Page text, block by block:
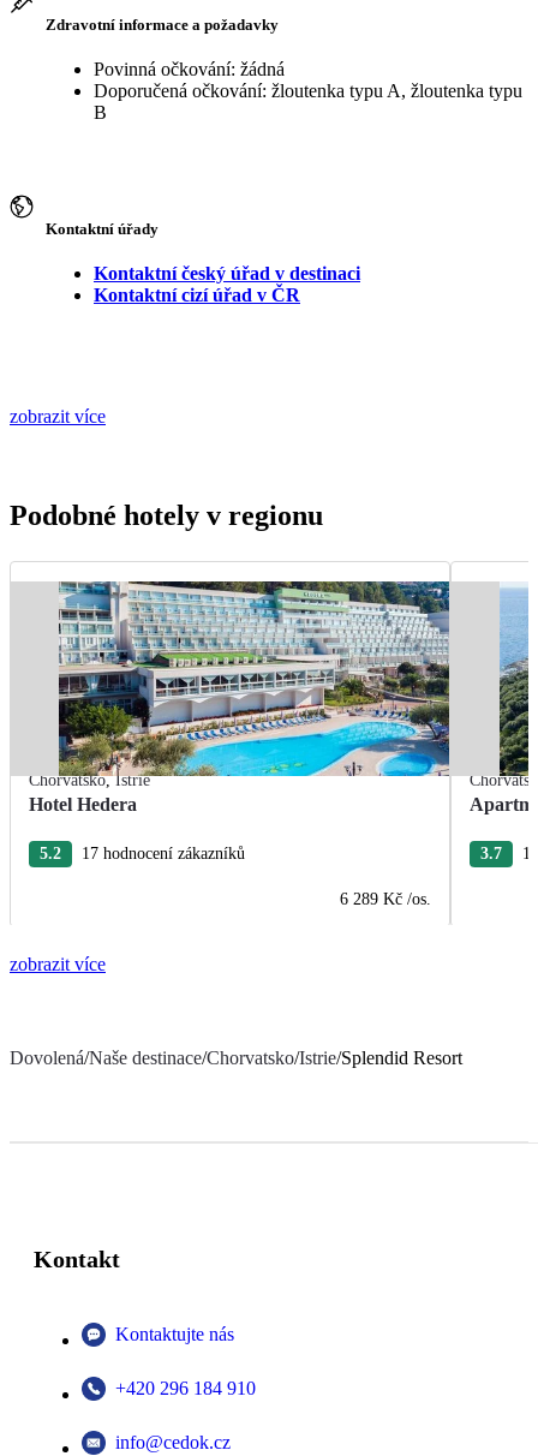
Zdravotní informace a požadavky
Povinná očkování: žádná
Doporučená očkování: žloutenka typu A, žloutenka typu
B
Kontaktní úřady
Kontaktní český úřad v destinaci
Kontaktní cizí úřad v ČR
zobrazit více
Podobné hotely v regionu
Chorvatsko,Istrie
Hotel Hedera
5.2 17 hodnocení zákazníků
6 289 Kč /os.
3.7
zobrazit více
Dovolená/Naše destinace/Chorvatsko/Istrie/Splendid Resort
Kontakt
Kontaktujte nás
+420 296 184 910
info@cedok.cz